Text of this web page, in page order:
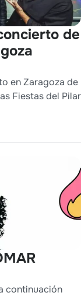
de
en Zaragoza de
Fiestas del Pilar
continuación